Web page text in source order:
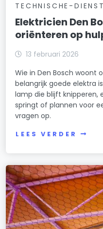
TECHNISCHE-
Elektricien Den
oriënteren op
13 februari 2026
Wie in Den Bosch woont
belangrijk goede elektra
lamp die blijft knipperen,
springt of plannen voor
vragen op.
LEES VERDER